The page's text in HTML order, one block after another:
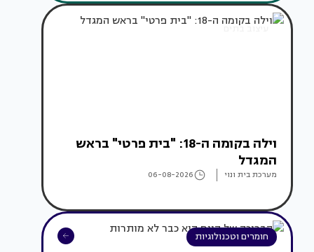
עיצוב בתים
וילה בקומה ה-18: "בית פרטי" בראש
המגדל
מערכת בית ונוי 06-08-2026
חומרים וטכנולוגיות